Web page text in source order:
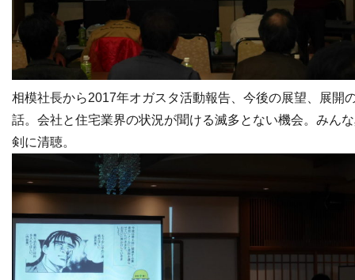
相模社長から2017年オガスタ活動報告、今後の展望、展開
話。会社と住宅業界の状況が聞ける滅多とない機会。みん
剣に清聴。